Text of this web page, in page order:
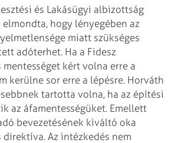
és Lakásügyi albizottság
hogy lényegében az
miatt szükséges
adóterhet. Ha a Fidesz
kért volna erre a
kerülne sor erre a lépésre. Horváth
tartotta volna, ha az építési
az áfamentességüket. Emellett
bevezetésének kiváltó oka
Az intézkedés nem